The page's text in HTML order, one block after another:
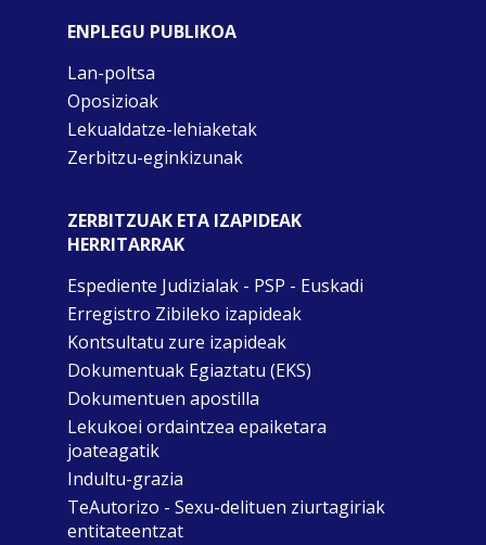
ENPLEGU PUBLIKOA
Lan-poltsa
Oposizioak
Lekualdatze-lehiaketak
Zerbitzu-eginkizunak
ZERBITZUAK ETA IZAPIDEAK
HERRITARRAK
Espediente Judizialak - PSP - Euskadi
Erregistro Zibileko izapideak
Kontsultatu zure izapideak
Dokumentuak Egiaztatu (EKS)
Dokumentuen apostilla
Lekukoei ordaintzea epaiketara
joateagatik
Indultu-grazia
TeAutorizo - Sexu-delituen ziurtagiriak
entitateentzat